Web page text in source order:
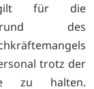
gilt für die
des
trotz der
zu halten.